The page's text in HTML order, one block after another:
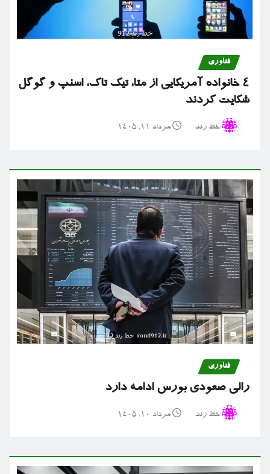
فناوری
۴ خانواده آمریکایی از متا، تیک تاک، اسنپ و گوگل
شکایت کردند
خط رند مرداد ۱۱, ۱۴۰۵
فناوری
رالی صعودی بورس ادامه دارد
خط رند مرداد ۱۰, ۱۴۰۵